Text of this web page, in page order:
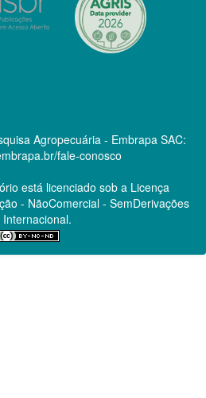
Agropecuária - Embrapa SAC:
fale-conosco
está licenciado sob a Licença
- NãoComercial - SemDerivações
Internacional.